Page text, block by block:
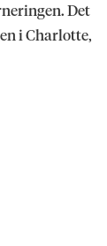
Det
i Charlotte,